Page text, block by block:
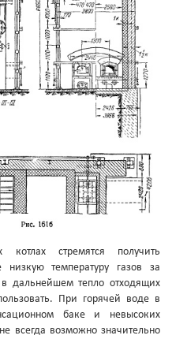
котлах стремятся получить
низкую температуру газов за
дальнейшем тепло отходящих
При горячей воде в
баке и невысоких
всегда возможно значительно